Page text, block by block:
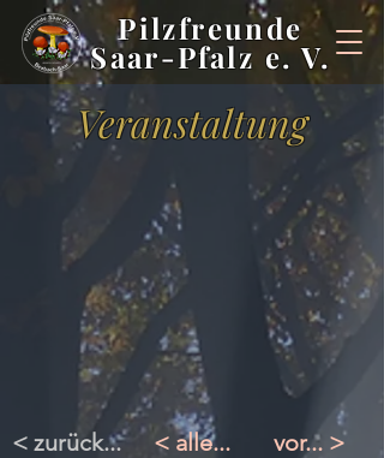
Pilzfreunde
Saar-Pfalz e. V.
Veranstaltung
< zurück... < alle... vor... >